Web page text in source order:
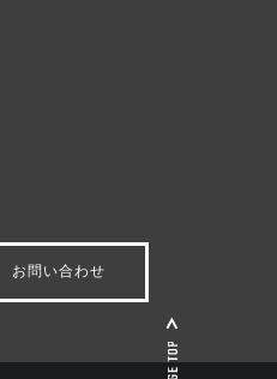
お問い合わせ